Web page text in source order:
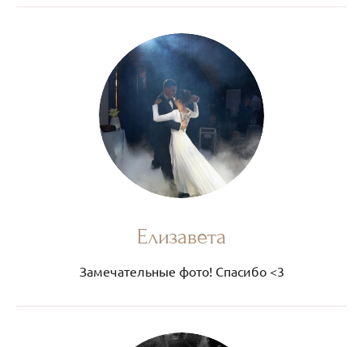
Елизавета
Замечательные фото! Спасибо <3